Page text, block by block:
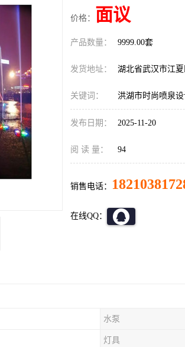
价格： 面议
产品数量： 9999.00套
发货地址： 湖北省武汉市江
关键词： 洪湖市时尚喷泉
发布日期： 2025-11-20
阅 读 量： 94
销售电话：
在线QQ：
水泵
灯具